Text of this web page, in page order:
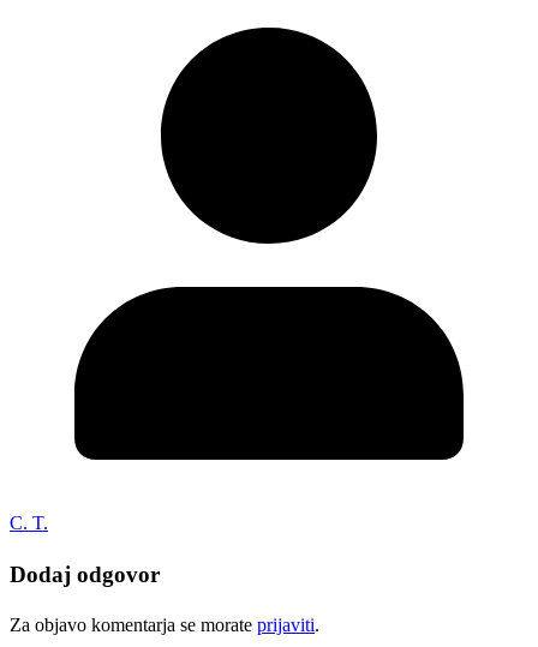
C. T.
Dodaj odgovor
Za objavo komentarja se morate prijaviti.